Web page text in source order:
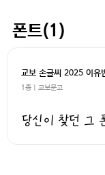
폰트( 1 )
교보 손글씨 2025 이유
1종 | 교보문고
당신이 찾던 그